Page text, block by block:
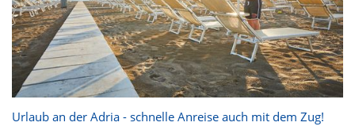
Urlaub an der Adria - schnelle Anreise auch mit dem Zug!